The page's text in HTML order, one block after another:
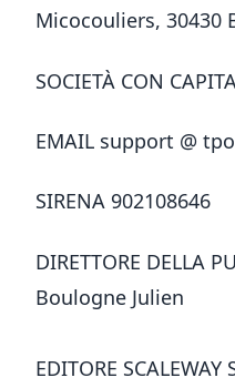
Micocouliers, 30430
SOCIETÀ CON
EMAIL support @
SIRENA 902108646
DIRETTORE DELLA
Boulogne Julien
EDITORE